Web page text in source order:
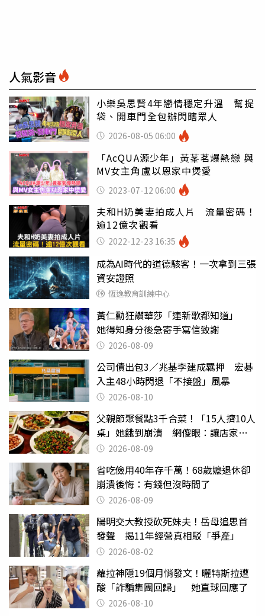
人氣影音
小樂吳思賢4年戀情穩定升溫 幫提
袋、開車門全包辦閃瞎眾人
2026-08-05 06:00
「AcQUA源少年」黃莑茗爆熱戀 與
MV女主角盧以恩家中煲愛
2023-07-12 06:00
夫和H奶美妻拍成人片 流量密碼！
逾12億次觀看
2022-12-23 16:35
成為AI時代的道德駭客！一次拿到三張
資安證照
恆逸教育訓練中心
黃仁勳狂讚華莎「連新歌都知道」
她得知身分後急寄手寫信致謝
2026-08-09
公司債出包3／兆基李建成羈押 宏碁
入主48小時閃退「不接盤」風暴
2026-08-10
父親節聚餐點3千合菜！「15人擠10人
桌」她餓到崩潰 網傻眼：讓店家看
笑話2026-08-09
省吃儉用40年存千萬！68歲嬤退休卻
崩潰後悔：有錢但沒時間了
2026-08-09
陽明交大教授砍死妹夫！岳母追思首
發聲 揭11年經營真相駁「爭產」
2026-08-02
蘿拉神隱19個月悄發文！曬特斯拉遭
酸「詐騙集團回歸」 她直球回應了
2026-08-10